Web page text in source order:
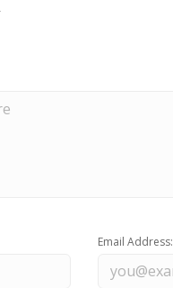
Email Address: